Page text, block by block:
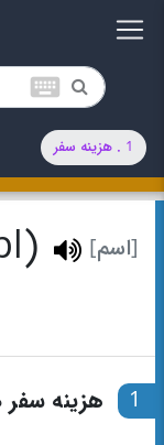
keyboard
1 . هزینه سفر
[اسم]
1 هزینه سفر